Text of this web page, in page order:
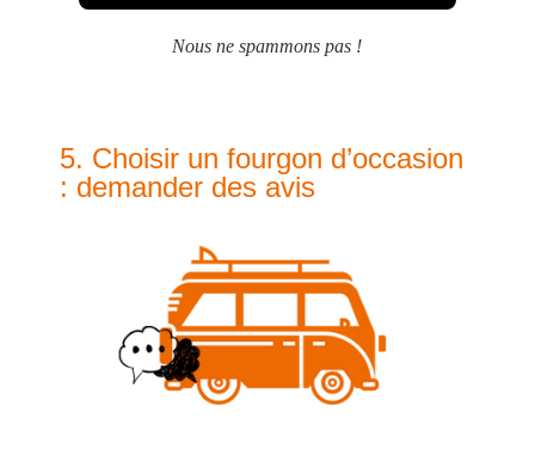
Nous ne spammons pas !
5. Choisir un fourgon d’occasion
: demander des avis